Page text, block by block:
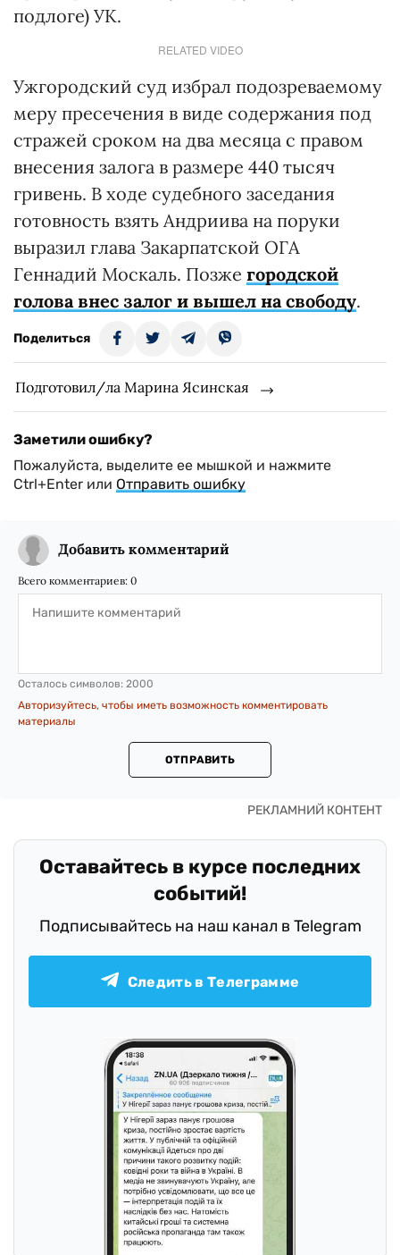
подлоге) УК.
RELATED VIDEO
Ужгородский суд избрал подозреваемому
меру пресечения в виде содержания под
стражей сроком на два месяца с правом
внесения залога в размере 440 тысяч
гривень. В ходе судебного заседания
готовность взять Андриива на поруки
выразил глава Закарпатской ОГА
Геннадий Москаль. Позже городской
голова внес залог и вышел на свободу.
Поделиться
Подготовил/ла Марина Ясинская
Заметили ошибку?
Пожалуйста, выделите ее мышкой и нажмите
Ctrl+Enter или Отправить ошибку
Добавить комментарий
Всего комментариев: 0
Осталось символов: 2000
Авторизуйтесь, чтобы иметь возможность комментировать
материалы
ОТПРАВИТЬ
Оставайтесь в курсе последних
событий!
Подписывайтесь на наш канал в Telegram
Следить в Телеграмме